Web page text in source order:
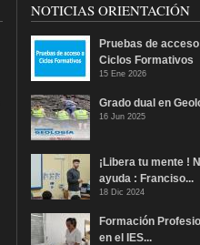
NOTICIAS ORIENTACIÓN
Pruebas de
Ciclos Formativos
15 Ene 2026
Grado dual en
16 Jun 2025
¡Libera tu mente !
ayuda : Franciso...
18 Dic 2024
Formación
en el IES...